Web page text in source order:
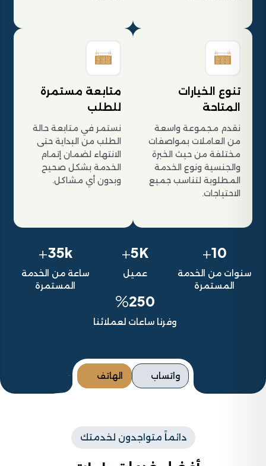
تنوع الخيارات
المتاحة
نقدم مجموعة واسعة
من العاملات بمواصفات
مختلفة من حيث الخبرة
والجنسية ونوع الخدمة
المطلوبة لتناسب جميع
الاحتياجات.
متابعة مستمرة
للطلب
نستمر في متابعة حالة
الطلب من البداية حتى
الانتهاء لضمان إتمام
الخدمة بشكل صحيح
وبدون أي مشاكل.
10
+
سنوات من الخدمة
المستمرة
5K
+
عميل
35k
+
ساعة من الخدمة
المستمرة
250
%
وفرنا ساعات لعملائنا
واتساب الهاتف
دائماً متواجدون لخدمتك